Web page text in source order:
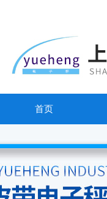
首页